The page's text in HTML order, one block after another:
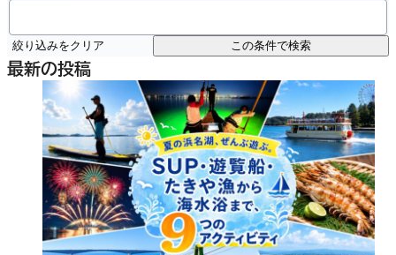
絞り込みをクリア この条件で検索
最新の投稿